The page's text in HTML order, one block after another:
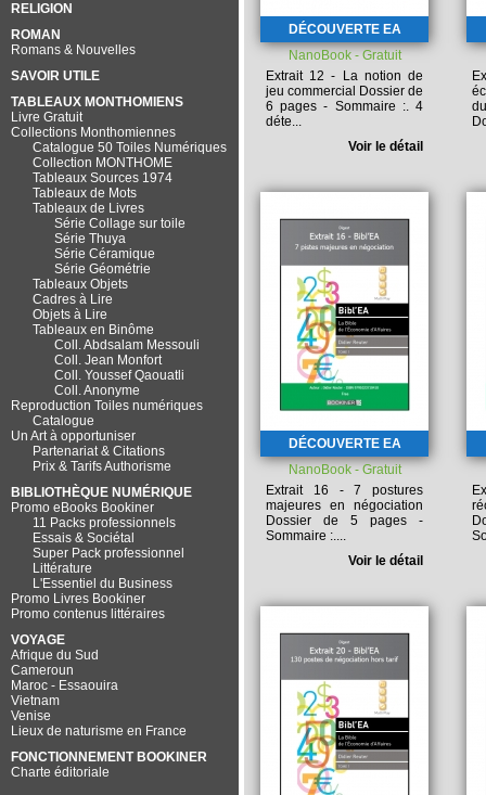
RELIGION
ROMAN
Romans & Nouvelles
SAVOIR UTILE
TABLEAUX MONTHOMIENS
Livre Gratuit
Collections Monthomiennes
Catalogue 50 Toiles Numériques
Collection MONTHOME
Tableaux Sources 1974
Tableaux de Mots
Tableaux de Livres
Série Collage sur toile
Série Thuya
Série Céramique
Série Géométrie
Tableaux Objets
Cadres à Lire
Objets à Lire
Tableaux en Binôme
Coll. Abdsalam Messouli
Coll. Jean Monfort
Coll. Youssef Qaouatli
Coll. Anonyme
Reproduction Toiles numériques
Catalogue
Un Art à opportuniser
Partenariat & Citations
Prix & Tarifs Authorisme
BIBLIOTHÈQUE NUMÉRIQUE
Promo eBooks Bookiner
11 Packs professionnels
Essais & Sociétal
Super Pack professionnel
Littérature
L'Essentiel du Business
Promo Livres Bookiner
Promo contenus littéraires
VOYAGE
Afrique du Sud
Cameroun
Maroc - Essaouira
Vietnam
Venise
Lieux de naturisme en France
FONCTIONNEMENT BOOKINER
Charte éditoriale
DÉCOUVERTE EA
NanoBook - Gratuit
Extrait 12 - La notion de
jeu commercial Dossier de
6 pages - Sommaire :. 4
déte...
Voir le détail
DÉCOUVERTE EA
NanoBook - Gratuit
Extrait 16 - 7 postures
majeures en négociation
Dossier de 5 pages -
Sommaire :....
Voir le détail